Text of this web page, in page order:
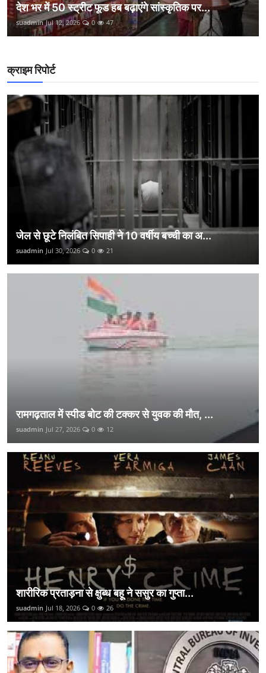
देश भर में 50 स्ट्रीट फूड हब बढ़ाएंगे सांस्कृतिक पर...
suadmin Jul 12, 2026 0 47
क्राइम रिपोर्ट
जेल से छूटे निलंबित सिपाही ने 10 वर्षीय बच्ची का अ...
suadmin Jul 30, 2026 0 21
रामगढ़ताल में स्पीड बोट की टक्कर से युवक की मौत, ...
suadmin Jul 27, 2026 0 12
शारीरिक प्रताड़ना से क्षुब्ध बहू ने ससुर का गुप्ता...
suadmin Jul 18, 2026 0 26